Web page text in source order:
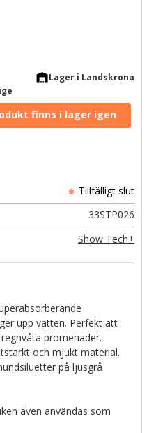
warehouseLager i Landskrona
33STP026
Show Tech+
upp vatten. Perfekt att
promenader.
och mjukt material.
på ljusgrå
även användas som